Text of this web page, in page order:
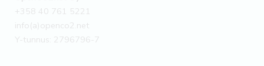
+358 40 761 5221
info(a)openco2.net
Y-tunnus: 2796796-7